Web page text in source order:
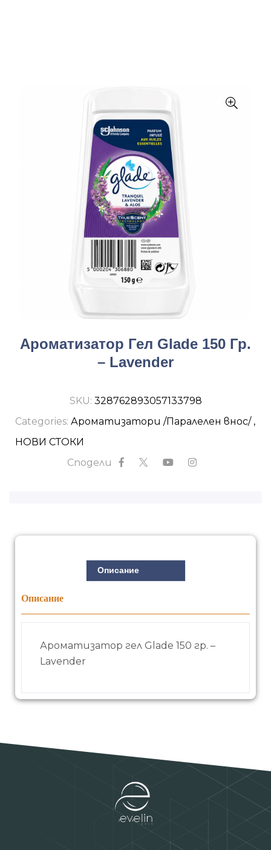
Ароматизатор Гел Glade 150 Гр.
– Lavender
SKU: 328762893057133798
Categories: Ароматизатори /Паралелен внос/,
НОВИ СТОКИ
Сподели
Описание
Описание
Ароматизатор гел Glade 150 гр. –
Lavender